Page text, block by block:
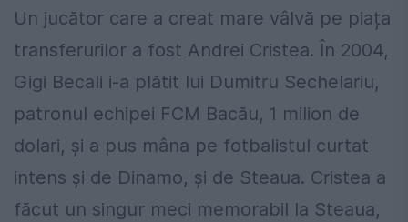
Un jucător care a creat mare vâlvă pe piața
transferurilor a fost Andrei Cristea. În 2004,
Gigi Becali i-a plătit lui Dumitru Sechelariu,
patronul echipei FCM Bacău, 1 milion de
dolari, și a pus mâna pe fotbalistul curtat
intens și de Dinamo, și de Steaua. Cristea a
făcut un singur meci memorabil la Steaua,